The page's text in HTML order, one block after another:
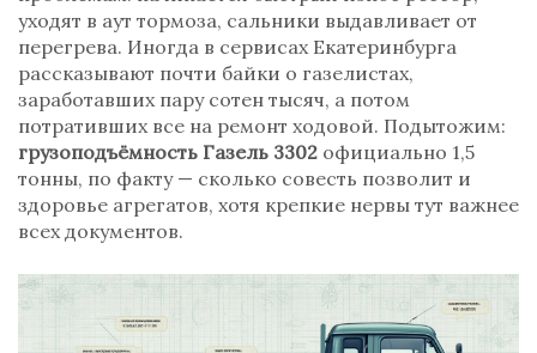
уходят в аут тормоза, сальники выдавливает от
перегрева. Иногда в сервисах Екатеринбурга
рассказывают почти байки о газелистах,
заработавших пару сотен тысяч, а потом
потративших все на ремонт ходовой. Подытожим:
грузоподъёмность Газель 3302 официально 1,5
тонны, по факту — сколько совесть позволит и
здоровье агрегатов, хотя крепкие нервы тут важнее
всех документов.